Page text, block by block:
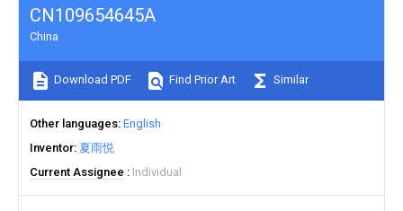
CN109654645A
China
Download PDF Find Prior Art Similar
Other languages English
Inventor 夏雨悦
Current Assignee
Individual